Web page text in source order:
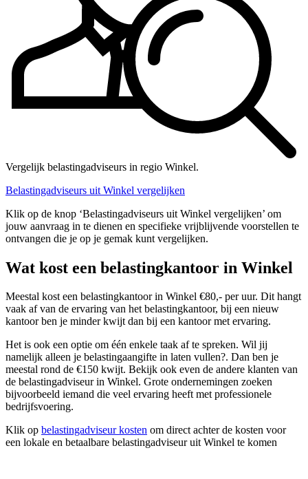
Vergelijk belastingadviseurs in regio Winkel.
Belastingadviseurs uit Winkel vergelijken
Klik op de knop ‘Belastingadviseurs uit Winkel vergelijken’ om
jouw aanvraag in te dienen en specifieke vrijblijvende voorstellen te
ontvangen die je op je gemak kunt vergelijken.
Wat kost een belastingkantoor in Winkel
Meestal kost een belastingkantoor in Winkel €80,- per uur. Dit hangt
vaak af van de ervaring van het belastingkantoor, bij een nieuw
kantoor ben je minder kwijt dan bij een kantoor met ervaring.
Het is ook een optie om één enkele taak af te spreken. Wil jij
namelijk alleen je belastingaangifte in laten vullen?. Dan ben je
meestal rond de €150 kwijt. Bekijk ook even de andere klanten van
de belastingadviseur in Winkel. Grote ondernemingen zoeken
bijvoorbeeld iemand die veel ervaring heeft met professionele
bedrijfsvoering.
Klik op belastingadviseur kosten om direct achter de kosten voor
een lokale en betaalbare belastingadviseur uit Winkel te komen